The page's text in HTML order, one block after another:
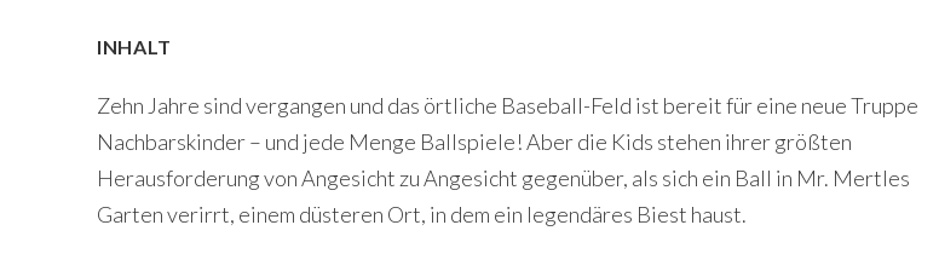
INHALT
Zehn Jahre sind vergangen und das örtliche Baseball-Feld ist bereit für eine neue Truppe
Nachbarskinder – und jede Menge Ballspiele! Aber die Kids stehen ihrer größten
Herausforderung von Angesicht zu Angesicht gegenüber, als sich ein Ball in Mr. Mertles
Garten verirrt, einem düsteren Ort, in dem ein legendäres Biest haust.